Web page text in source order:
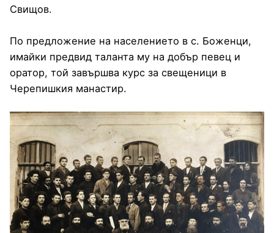
Свищов.
По предложение на населението в с. Боженци,
имайки предвид таланта му на добър певец и
оратор, той завършва курс за свещеници в
Черепишкия манастир.